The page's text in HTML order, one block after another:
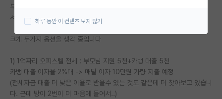
연구실(PI) 홍보 게시판
임용 정보 게시판
학부 인턴 게시판
부모님이 주거자금으로 5천만원 현금으로 주실 수 있고 이거 들고 저 혼자
서울 올라가서 일년 간 거주를 해결해야하는데
크게 두가지 옵션을 생각 중입니다
1) 1억짜리 오피스텔 전세 : 부모님 지원 5천+카뱅 대출 5천
카뱅 대출 이자율 2%대 -> 매달 이자 10만원 가량 지출 예정
(전세자금 대출 더 낮은 이율로 받을수 있는 것도 같은데 더 찾아보고 있습니
다. 근데 방이 2번이 더 마음에 들어서..)
하루 동안 이 컨텐츠 보지 않기